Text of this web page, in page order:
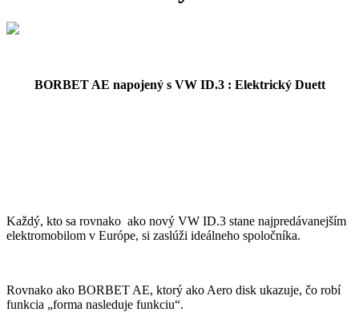
BORBET AE napojený s VW ID.3 : Elektrický Duett
Každý, kto sa rovnako ako nový VW ID.3 stane najpredávanejším
elektromobilom v Európe, si zaslúži ideálneho spoločníka.
Rovnako ako BORBET AE, ktorý ako Aero disk ukazuje, čo robí
funkcia „forma nasleduje funkciu“.